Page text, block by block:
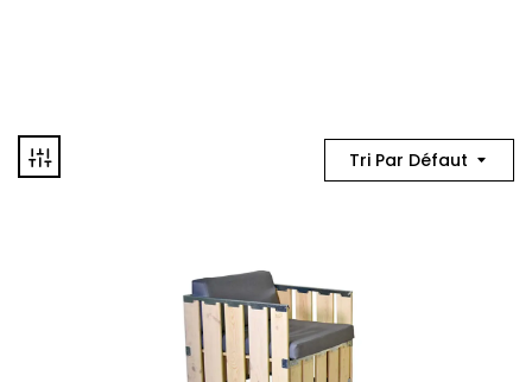
Tri Par Défaut